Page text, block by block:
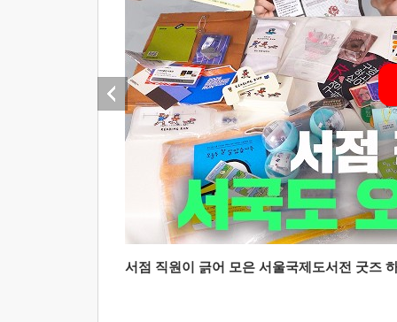
서점 직원이 긁어 모은 서울국제도서전 굿즈